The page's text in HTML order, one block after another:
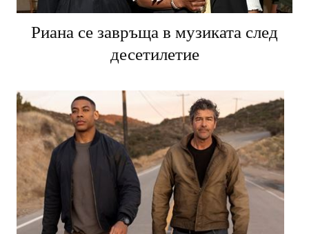
Риана се завръща в музиката след
десетилетие